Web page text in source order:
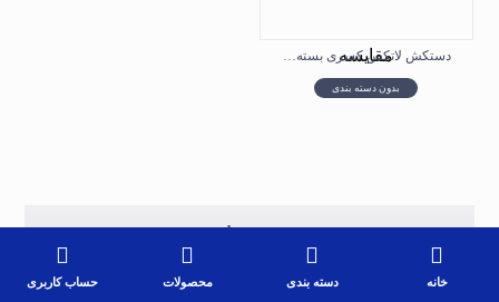
دستکش لاتکس کسری بسته 100 عددی
بدون دسته بندی
مقایسه
خانه دسته بندی محصولات حساب کاربری